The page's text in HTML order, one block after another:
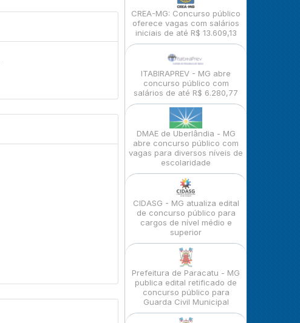
CREA-MG: Concurso público
oferece vagas com salários
iniciais de até R$ 13.609,13
ITABIRAPREV - MG abre
concurso público com
salários de até R$ 6.280,77
DMAE de Uberlândia - MG
abre concurso público com
vagas para diversos níveis de
escolaridade
CIDASG - MG atualiza edital
de concurso público para
cargos de nível médio e
superior
Prefeitura de Paracatu - MG
publica edital retificado de
concurso público para
Guarda Civil Municipal